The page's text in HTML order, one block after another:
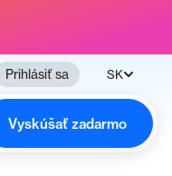
Prihlásiť sa SK
Vyskúšať zadarmo